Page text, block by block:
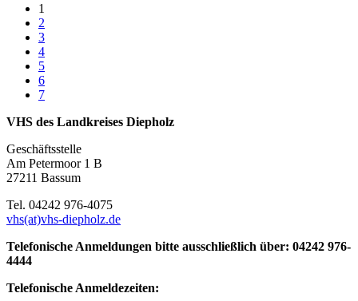
1
2
3
4
5
6
7
VHS des Landkreises Diepholz
Geschäftsstelle
Am Petermoor 1 B
27211 Bassum
Tel. 04242 976-4075
vhs(at)vhs-diepholz.de
Telefonische Anmeldungen bitte ausschließlich über: 04242 976-
4444
Telefonische Anmeldezeiten: